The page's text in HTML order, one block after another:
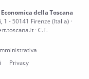
della Toscana
- 50141 Firenze (Italia) ·
· C.F.
Privacy